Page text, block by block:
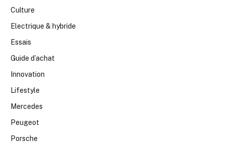
Culture
Electrique & hybride
Essais
Guide d’achat
Innovation
Lifestyle
Mercedes
Peugeot
Porsche